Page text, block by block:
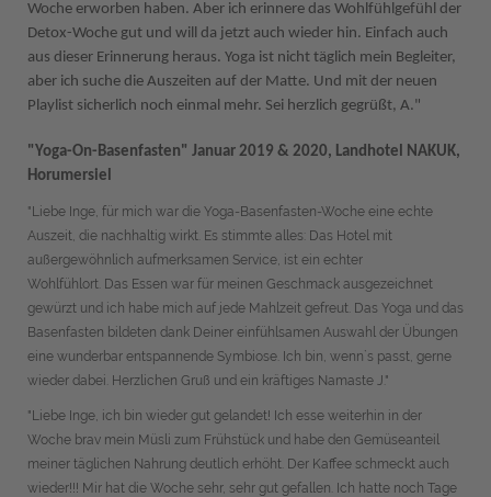
Woche erworben haben. Aber ich erinnere das Wohlfühlgefühl der
Detox-Woche gut und will da jetzt auch wieder hin. Einfach auch
aus dieser Erinnerung heraus. Yoga ist nicht täglich mein Begleiter,
aber ich suche die Auszeiten auf der Matte. Und mit der neuen
Playlist sicherlich noch einmal mehr. Sei herzlich gegrüßt, A."
"Yoga-On-Basenfasten" Januar 2019 & 2020, Landhotel NAKUK,
Horumersiel
"Liebe Inge, für mich war die Yoga-Basenfasten-Woche eine echte
Auszeit, die nachhaltig wirkt. Es stimmte alles: Das Hotel mit
außergewöhnlich aufmerksamen Service, ist ein echter
Wohlfühlort. Das Essen war für meinen Geschmack ausgezeichnet
gewürzt und ich habe mich auf jede Mahlzeit gefreut. Das Yoga und das
Basenfasten bildeten dank Deiner einfühlsamen Auswahl der Übungen
eine wunderbar entspannende Symbiose. Ich bin, wenn`s passt, gerne
wieder dabei. Herzlichen Gruß und ein kräftiges Namaste J."
"Liebe Inge, ich bin wieder gut gelandet! Ich esse weiterhin in der
Woche brav mein Müsli zum Frühstück und habe den Gemüseanteil
meiner täglichen Nahrung deutlich erhöht. Der Kaffee schmeckt auch
wieder!!! Mir hat die Woche sehr, sehr gut gefallen. Ich hatte noch Tage